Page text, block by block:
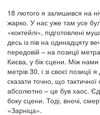
18 лютого я залишився на
жарко. У нас уже там усе
«коктейлі», підготовлені
десь із пів на одинадцяту
передовій – на позиції
Києва, у бік сцени. Між
метрів 30, і зі своєї
сказати точно, що тактичної
абсолютно – це був хаос.
боку сцени. Тоді, вночі,
«Зарніца».